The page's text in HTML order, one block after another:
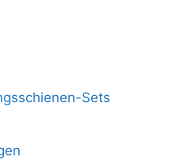
Sets